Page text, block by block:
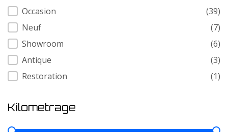
Condition
Occasion
(39)
Neuf
(7)
Showroom
(6)
Antique
(3)
Restoration
(1)
Kilometrage